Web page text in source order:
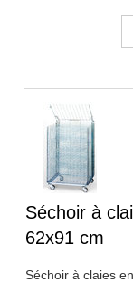
Titre 1
Séchoir à
62x91 cm
Séchoir à claies